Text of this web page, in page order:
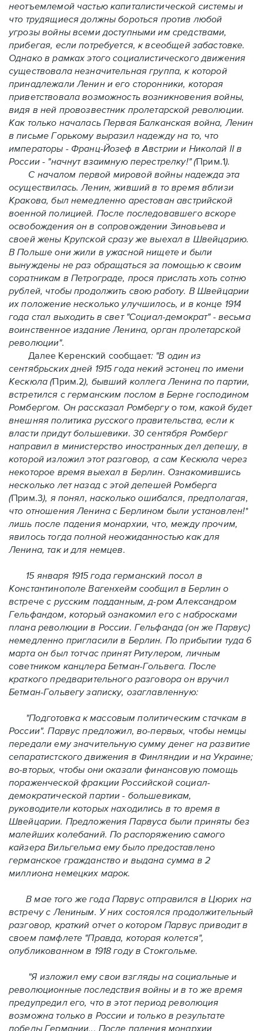
неотъемлемой частью капиталистической системы и
что трудящиеся должны бороться против любой
угрозы войны всеми доступными им средствами,
прибегая, если потребуется, к всеобщей забастовке.
Однако в рамках этого социалистического движения
существовала незначительная группа, к которой
принадлежали Ленин и его сторонники, которая
приветствовала возможность возникновения войны,
видя в ней провозвестник пролетарской революции.
Как только началась Первая Балканская война, Ленин
в письме Горькому выразил надежду на то, что
императоры - Франц-Йозеф в Австрии и Николай II в
России - "начнут взаимную перестрелку!" (Прим.1).
С началом первой мировой войны надежда эта
осуществилась. Ленин, живший в то время вблизи
Кракова, был немедленно арестован австрийской
военной полицией. После последовавшего вскоре
освобождения он в сопровождении Зиновьева и
своей жены Крупской сразу же выехал в Швейцарию.
В Польше они жили в ужасной нищете и были
вынуждены не раз обращаться за помощью к своим
соратникам в Петрограде, прося прислать хоть сотню
рублей, чтобы продолжить свою работу. В Швейцарии
их положение несколько улучшилось, и в конце 1914
года стал выходить в свет "Социал-демократ" - весьма
воинственное издание Ленина, орган пролетарской
революции".
Далее Керенский сообщает: "В один из
сентябрьских дней 1915 года некий эстонец по имени
Кескюла (Прим.2), бывший коллега Ленина по партии,
встретился с германским послом в Берне господином
Ромбергом. Он рассказал Ромбергу о том, какой будет
внешняя политика русского правительства, если к
власти придут большевики. 30 сентября Ромберг
направил в министерство иностранных дел депешу, в
которой изложил этот разговор, а сам Кескюла через
некоторое время выехал в Берлин. Ознакомившись
несколько лет назад с этой депешей Ромберга
(Прим.3), я понял, насколько ошибался, предполагая,
что отношения Ленина с Берлином были установлен!*
лишь после падения монархии, что, между прочим,
явилось тогда полной неожиданностью как для
Ленина, так и для немцев.
15 января 1915 года германский посол в
Константинополе Вагенхейм сообщил в Берлин о
встрече с русским подданным, д-ром Александром
Гельфандом, который ознакомил его с набросками
плана революции в России. Гельфанда (он же Парвус)
немедленно пригласили в Берлин. По прибытии туда 6
марта он был тотчас принят Ритулером, личным
советником канцлера Бетман-Гольвега. После
краткого предварительного разговора он вручил
Бетман-Гольвегу записку, озаглавленную:
"Подготовка к массовым политическим стачкам в
России". Парвус предложил, во-первых, чтобы немцы
передали ему значительную сумму денег на развитие
сепаратистского движения в Финляндии и на Украине;
во-вторых, чтобы они оказали финансовую помощь
пораженческой фракции Российской социал-
демократической партии - большевикам,
руководители которых находились в то время в
Швейцарии. Предложения Парвуса были приняты без
малейших колебаний. По распоряжению самого
кайзера Вильгельма ему было предоставлено
германское гражданство и выдана сумма в 2
миллиона немецких марок.
В мае того же года Парвус отправился в Цюрих на
встречу с Лениным. У них состоялся продолжительный
разговор, краткий отчет о котором Парвус приводит в
своем памфлете "Правда, которая колется",
опубликованном в 1918 году в Стокгольме.
"Я изложил ему свои взгляды на социальные и
революционные последствия войны и в то же время
предупредил его, что в этот период революция
возможна только в России и только в результате
победы Германии... После падения монархии